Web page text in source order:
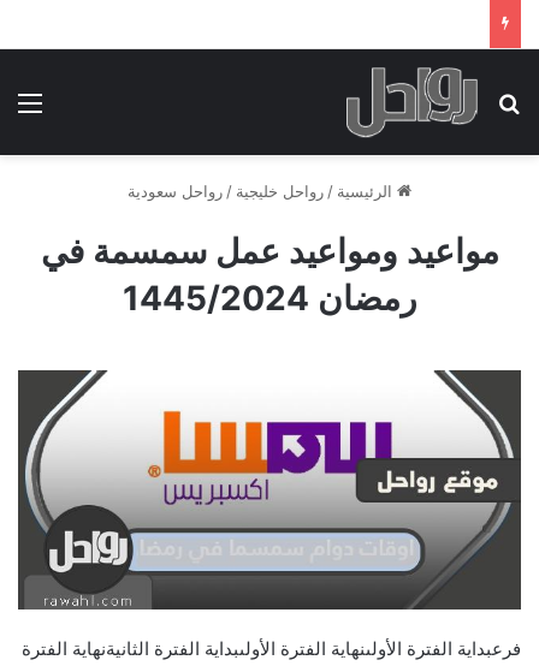
بحث عن
الرئيسية / رواحل خليجية / رواحل سعودية
مواعيد ومواعيد عمل سمسمة في
رمضان 1445/2024
فرعبداية الفترة الأولىنهاية الفترة الأولىبداية الفترة الثانيةنهاية الفترة